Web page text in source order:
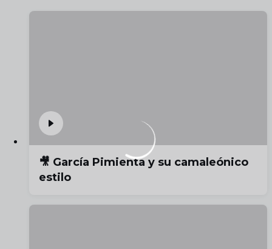
🎥 García Pimienta y su camaleónico
estilo